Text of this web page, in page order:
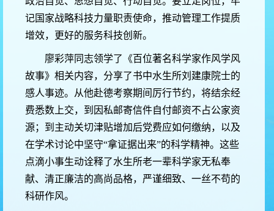
记国家战略科技力量职责使命，推动管理工作提质
增效，更好的服务科技创新。
廖彩萍同志领学了《百位著名科学家作风学风
故事》相关内容，分享了书中水生所刘建康院士的
感人事迹。从他赴德考察期间厉行节约，将结余经
费悉数上交，到因私邮寄信件自付邮资不占公家资
源；到主动关切津贴增加后党费应如何缴纳，以及
在学术讨论中坚守“拿证据出来”的科学精神。这些
点滴小事生动诠释了水生所老一辈科学家无私奉
献、清正廉洁的高尚品格，严谨细致、一丝不苟的
科研作风。